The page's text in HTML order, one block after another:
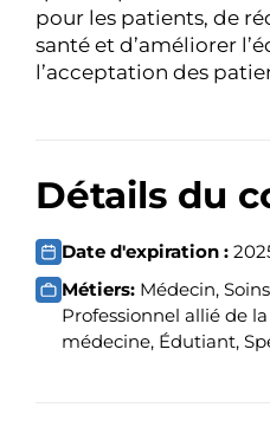
pour les patients, de
santé et d’améliorer
l’acceptation des
Détails du
Date d'expiration :
Métiers: Médecin,
Professionnel allié de
médecine, Édutiant,